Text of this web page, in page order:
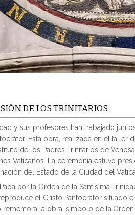
DE LOS TRINITARIOS
y sus profesores han trabajado
Esta obra, realizada en el
de los Padres Trinitarios de
Vaticanos. La ceremonia estuvo
del Estado de la Ciudad del
por la Orden de la Santísima
el Cristo Pantocrátor situado
rememora la obra, símbolo de la